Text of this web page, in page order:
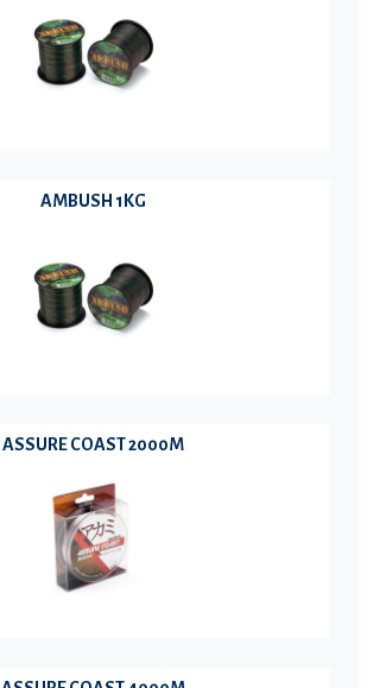
AMBUSH 1KG
ASSURE COAST 2000M